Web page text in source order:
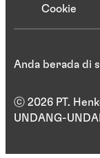
Cookie
ⓒ 2026 PT.
UNDANG-
Anda berada di